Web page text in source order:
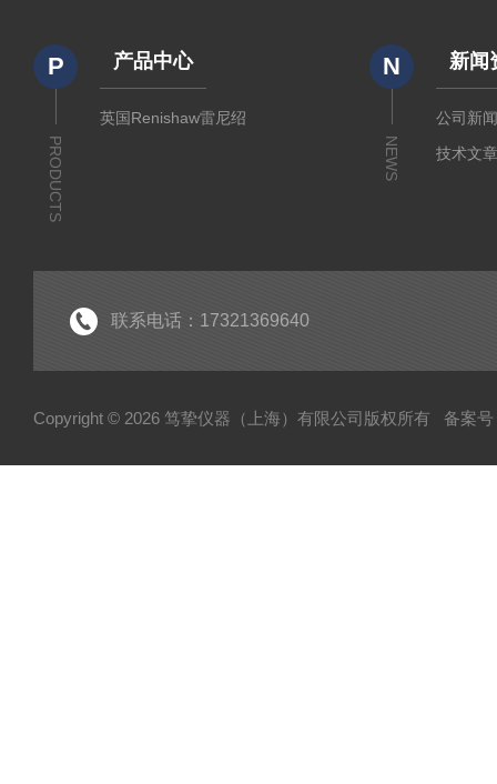
P
PRODUCTS
产品中心
英国Renishaw雷尼绍
N
NEWS
新闻
公司新
技术文
联系电话：17321369640
Copyright © 2026 笃挚仪器（上海）有限公司版权所有 备案号